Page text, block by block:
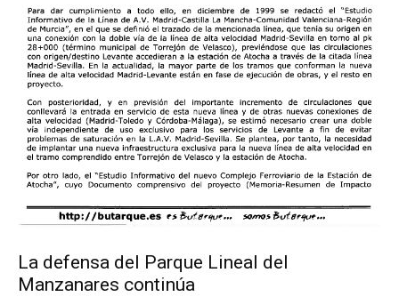
La defensa del Parque Lineal del
Manzanares continúa